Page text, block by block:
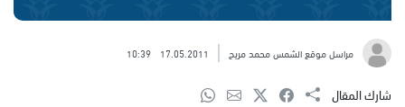
مراسل موقع الشمس محمد مريح 17.05.2011
10:39
شارك المقال